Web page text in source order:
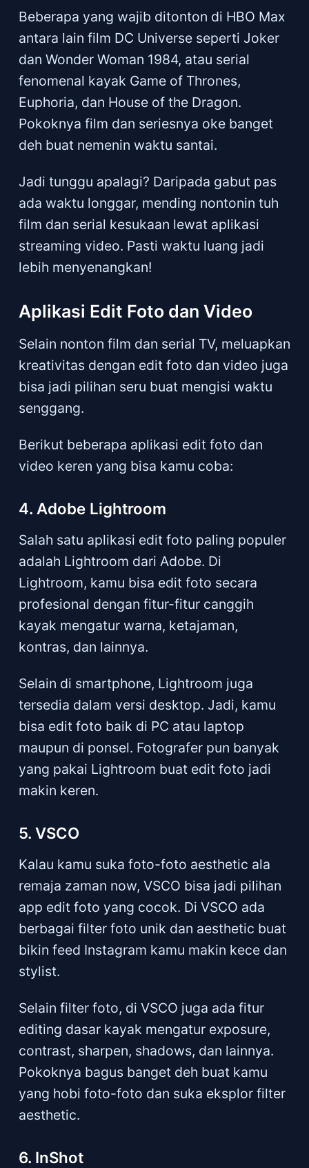
Beberapa yang wajib ditonton di HBO Max
antara lain film DC Universe seperti Joker
dan Wonder Woman 1984, atau serial
fenomenal kayak Game of Thrones,
Euphoria, dan House of the Dragon.
Pokoknya film dan seriesnya oke banget
deh buat nemenin waktu santai.
Jadi tunggu apalagi? Daripada gabut pas
ada waktu longgar, mending nontonin tuh
film dan serial kesukaan lewat aplikasi
streaming video. Pasti waktu luang jadi
lebih menyenangkan!
Aplikasi Edit Foto dan Video
Selain nonton film dan serial TV, meluapkan
kreativitas dengan edit foto dan video juga
bisa jadi pilihan seru buat mengisi waktu
senggang.
Berikut beberapa aplikasi edit foto dan
video keren yang bisa kamu coba:
4. Adobe Lightroom
Salah satu aplikasi edit foto paling populer
adalah Lightroom dari Adobe. Di
Lightroom, kamu bisa edit foto secara
profesional dengan fitur-fitur canggih
kayak mengatur warna, ketajaman,
kontras, dan lainnya.
Selain di smartphone, Lightroom juga
tersedia dalam versi desktop. Jadi, kamu
bisa edit foto baik di PC atau laptop
maupun di ponsel. Fotografer pun banyak
yang pakai Lightroom buat edit foto jadi
makin keren.
5. VSCO
Kalau kamu suka foto-foto aesthetic ala
remaja zaman now, VSCO bisa jadi pilihan
app edit foto yang cocok. Di VSCO ada
berbagai filter foto unik dan aesthetic buat
bikin feed Instagram kamu makin kece dan
stylist.
Selain filter foto, di VSCO juga ada fitur
editing dasar kayak mengatur exposure,
contrast, sharpen, shadows, dan lainnya.
Pokoknya bagus banget deh buat kamu
yang hobi foto-foto dan suka eksplor filter
aesthetic.
6. InShot